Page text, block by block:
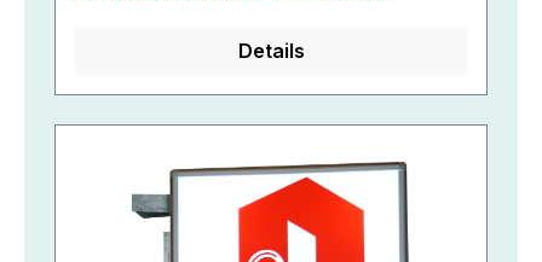
Details